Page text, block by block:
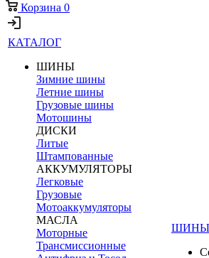
Корзина 0
КАТАЛОГ
ШИНЫ
Зимние шины
Летние шины
Грузовые шины
Мотошины
ДИСКИ
Литые
Штампованные
АККУМУЛЯТОРЫ
Легковые
Грузовые
Мотоаккумуляторы
МАСЛА
Моторные
Трансмиссионные
ШИНЫ